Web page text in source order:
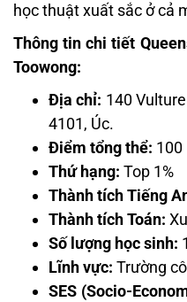
học thuật xuất sắc ở cả
Thông tin chi tiết
Toowong:
Địa chỉ: 140
4101, Úc.
Điểm tổng thể: 100
Thứ hạng: Top 1%
Thành tích Tiếng
Thành tích Toán:
Số lượng học sinh:
Lĩnh vực: Trường
SES (Socio-